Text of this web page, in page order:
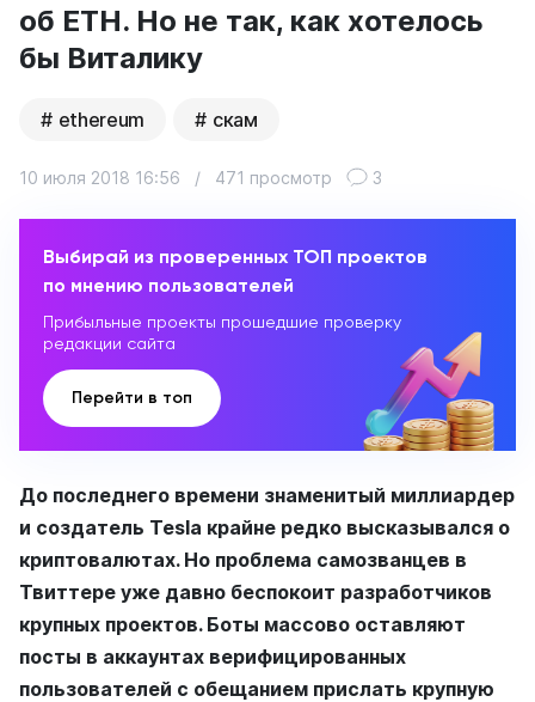
об ETH. Но не так, как хотелось
бы Виталику
ethereum скам
10 июля 2018 16:56 / 471 просмотр 3
Выбирай из проверенных ТОП проектов
по мнению пользователей
Прибыльные проекты прошедшие проверку
редакции сайта
Перейти в топ
До последнего времени знаменитый миллиардер
и создатель Tesla крайне редко высказывался о
криптовалютах. Но проблема самозванцев в
Твиттере уже давно беспокоит разработчиков
крупных проектов. Боты массово оставляют
посты в аккаунтах верифицированных
пользователей с обещанием прислать крупную